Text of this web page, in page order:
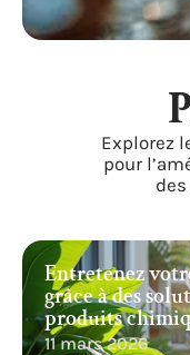
Explorez
pour
Entretenez
grâce à des
produits
11 mars 2026